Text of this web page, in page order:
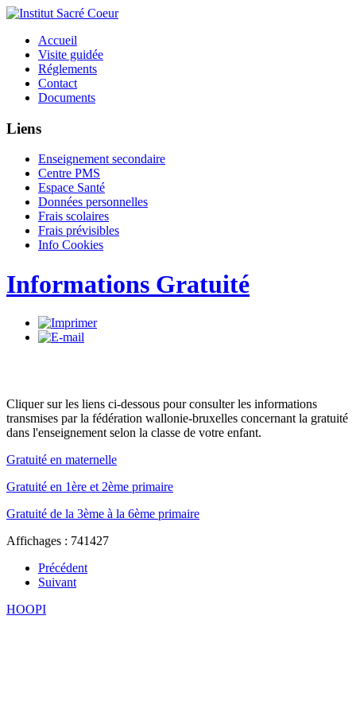
Accueil
Visite guidée
Réglements
Contact
Documents
Liens
Enseignement secondaire
Centre PMS
Espace Santé
Données personnelles
Frais scolaires
Frais prévisibles
Info Cookies
Informations Gratuité
Cliquer sur les liens ci-dessous pour consulter les informations
transmises par la fédération wallonie-bruxelles concernant la gratuité
dans l'enseignement selon la classe de votre enfant.
Gratuité en maternelle
Gratuité en 1ère et 2ème primaire
Gratuité de la 3ème à la 6ème primaire
Affichages : 741427
Précédent
Suivant
HOOPI